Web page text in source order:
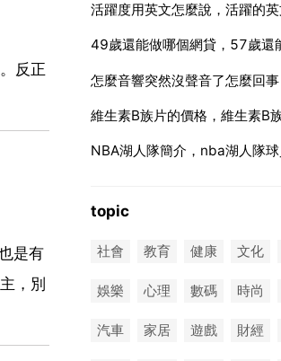
反正
是有
，別
活躍度用英文怎麼說，活躍的
49歲還能做哪個網貸，57歲還
怎麼音響突然沒聲音了怎麼回事
維生素B族片的價格，維生素B
NBA湖人隊簡介，nba湖人隊
topic
社會 教育 健康 文化
娛樂 心理 數碼 時尚
汽車 家居 遊戲 財經